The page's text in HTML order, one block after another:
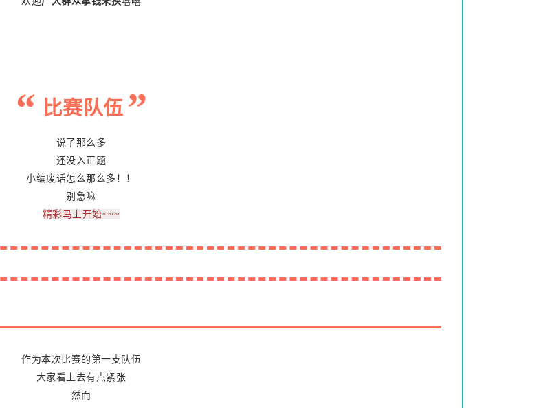
“ 比赛队伍 ”
说了那么多
还没入正题
小编废话怎么那么多！！
别急嘛
精彩马上开始~~~
作为本次比赛的第一支队伍
大家看上去有点紧张
然而